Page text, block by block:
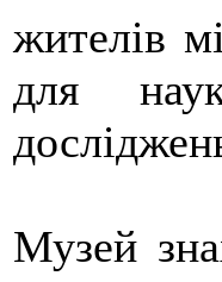
жителів
для
Музей